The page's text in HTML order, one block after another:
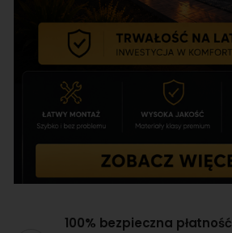
100% bezpieczna płatność